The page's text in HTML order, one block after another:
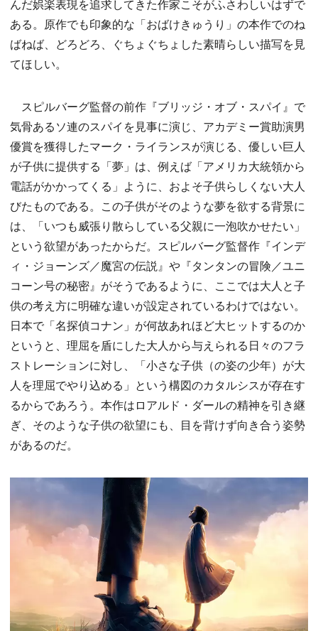
んだ娯楽表現を追求してきた作家こそがふさわしいはずで
ある。原作でも印象的な「おばけきゅうり」の本作でのね
ばねば、どろどろ、ぐちょぐちょした素晴らしい描写を見
てほしい。
スピルバーグ監督の前作『ブリッジ・オブ・スパイ』で
気骨あるソ連のスパイを見事に演じ、アカデミー賞助演男
優賞を獲得したマーク・ライランスが演じる、優しい巨人
が子供に提供する「夢」は、例えば「アメリカ大統領から
電話がかかってくる」ように、およそ子供らしくない大人
びたものである。この子供がそのような夢を欲する背景に
は、「いつも威張り散らしている父親に一泡吹かせたい」
という欲望があったからだ。スピルバーグ監督作『インデ
ィ・ジョーンズ／魔宮の伝説』や『タンタンの冒険／ユニ
コーン号の秘密』がそうであるように、ここでは大人と子
供の考え方に明確な違いが設定されているわけではない。
日本で「名探偵コナン」が何故あれほど大ヒットするのか
というと、理屈を盾にした大人から与えられる日々のフラ
ストレーションに対し、「小さな子供（の姿の少年）が大
人を理屈でやり込める」という構図のカタルシスが存在す
るからであろう。本作はロアルド・ダールの精神を引き継
ぎ、そのような子供の欲望にも、目を背けず向き合う姿勢
があるのだ。